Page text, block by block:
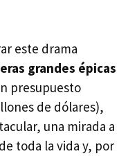
este drama
grandes épicas
presupuesto
de dólares),
una mirada a
toda la vida y, por